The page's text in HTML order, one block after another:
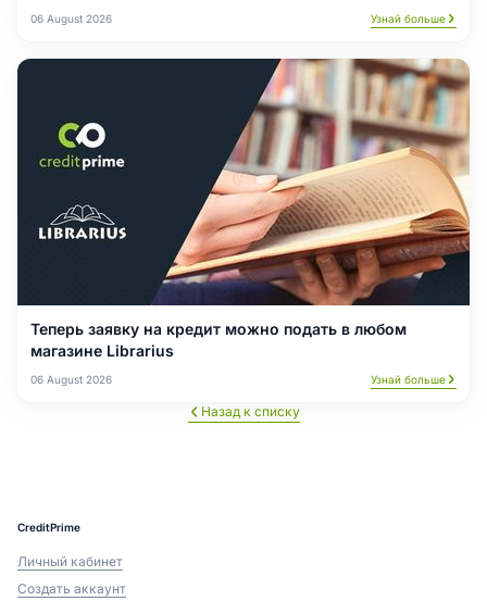
06 August 2026 Узнай больше
Теперь заявку на кредит можно подать в любом
магазине Librarius
06 August 2026 Узнай больше
Назад к списку
CreditPrime
Личный кабинет
Создать аккаунт